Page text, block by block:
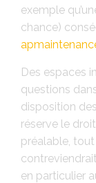
exemple
chance)
Des espaces
questions
disposition
réserve le
préalable,
en particulier